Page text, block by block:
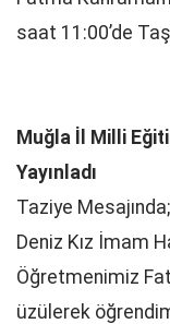
saat 11:00’de
Muğla İl Milli
Yayınladı
Taziye
Deniz Kız İmam
Öğretmenimiz
üzülerek